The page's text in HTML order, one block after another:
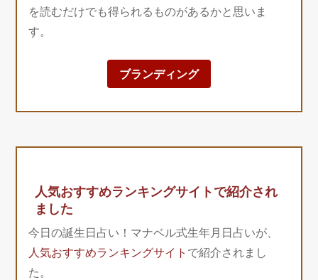
を読むだけでも得られるものがあるかと思いま
す。
ブランディング
人気おすすめランキングサイトで紹介され
ました
今日の誕生日占い！マナベル式生年月日占いが、
人気おすすめランキングサイト で紹介されまし
た。